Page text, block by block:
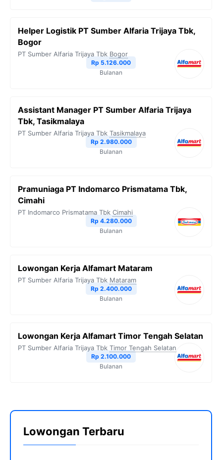
Helper Logistik PT Sumber Alfaria Trijaya Tbk,
Bogor
PT Sumber Alfaria Trijaya Tbk Bogor
Rp 5.126.000
Bulanan
Assistant Manager PT Sumber Alfaria Trijaya
Tbk, Tasikmalaya
PT Sumber Alfaria Trijaya Tbk Tasikmalaya
Rp 2.980.000
Bulanan
Pramuniaga PT Indomarco Prismatama Tbk,
Cimahi
PT Indomarco Prismatama Tbk Cimahi
Rp 4.280.000
Bulanan
Lowongan Kerja Alfamart Mataram
PT Sumber Alfaria Trijaya Tbk Mataram
Rp 2.400.000
Bulanan
Lowongan Kerja Alfamart Timor Tengah Selatan
PT Sumber Alfaria Trijaya Tbk Timor Tengah Selatan
Rp 2.100.000
Bulanan
Lowongan Terbaru